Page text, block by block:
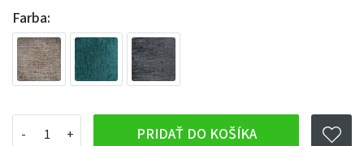
Farba:
PRIDAŤ DO KOŠÍKA